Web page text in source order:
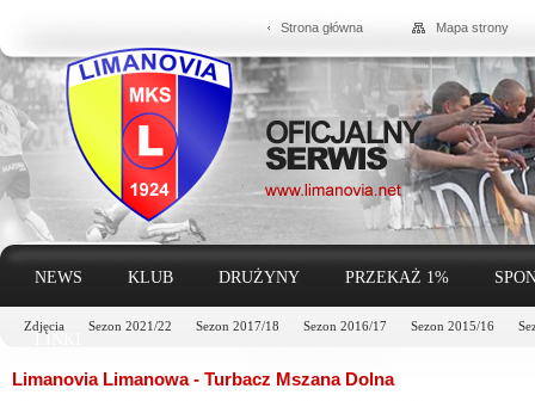
Strona główna Mapa strony
NEWS KLUB DRUŻYNY PRZEKAŻ 1%
Zdjęcia Sezon 2021/22 Sezon 2017/18 Sezon 2016/17 Sezon 2015/16
LINKI
Limanovia Limanowa - Turbacz Mszana Dolna